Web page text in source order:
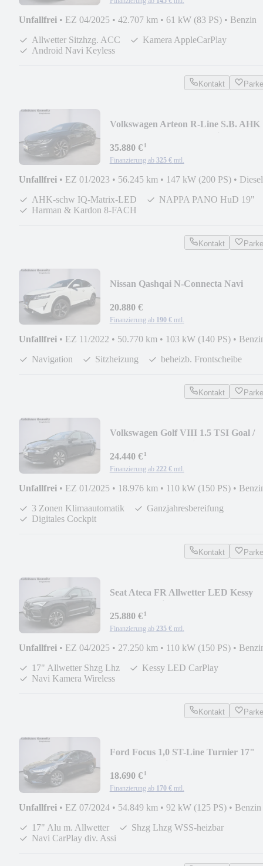
Unfallfrei • EZ 04/2025 • 42.707 km • 61 kW (83 PS) • Benzin
Allwetter Sitzhzg. ACC
Kamera AppleCarPlay
Android Navi Keyless
Kontakt
Volkswagen Arteon R-Line S.B. AHK
35.880 €¹
Finanzierung ab 325 € mtl.
Unfallfrei • EZ 01/2023 • 56.245 km • 147 kW (200 PS) • Diesel
AHK-schw IQ-Matrix-LED
NAPPA PANO HuD 19"
Harman & Kardon 8-FACH
Kontakt
Nissan Qashqai N-Connecta Navi
20.880 €
Finanzierung ab 190 € mtl.
Unfallfrei • EZ 11/2022 • 50.770 km • 103 kW (140 PS) •
Navigation
Sitzheizung beheizb. Frontscheibe
Kontakt
Volkswagen Golf VIII 1.5 TSI Goal /
24.440 €¹
Finanzierung ab 222 € mtl.
Unfallfrei • EZ 01/2025 • 18.976 km • 110 kW (150 PS) •
3 Zonen Klimaautomatik
Ganzjahresbereifung
Digitales Cockpit
Kontakt
Seat Ateca FR Allwetter LED Kessy
25.880 €¹
Finanzierung ab 235 € mtl.
Unfallfrei • EZ 04/2025 • 27.250 km • 110 kW (150 PS) •
17" Allwetter Shzg Lhz
Kessy LED CarPlay
Navi Kamera Wireless
Kontakt
Ford Focus 1,0 ST-Line Turnier 17"
18.690 €¹
Finanzierung ab 170 € mtl.
Unfallfrei • EZ 07/2024 • 54.849 km • 92 kW (125 PS) • Benzin
17" Alu m. Allwetter
Shzg Lhzg WSS-heizbar
Navi CarPlay div. Assi